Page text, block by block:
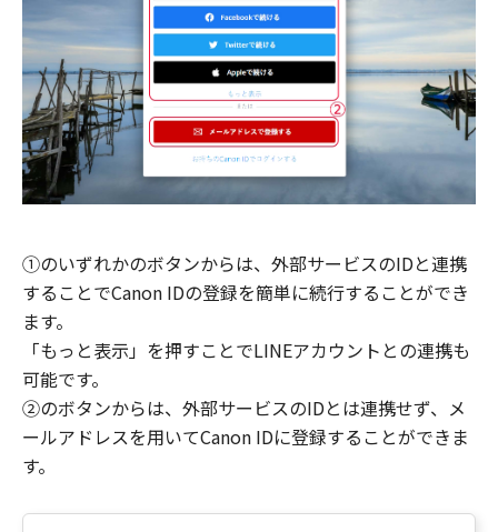
①のいずれかのボタンからは、外部サービスのIDと連携
することでCanon IDの登録を簡単に続行することができ
ます。
「もっと表示」を押すことでLINEアカウントとの連携も
可能です。
②のボタンからは、外部サービスのIDとは連携せず、メ
ールアドレスを用いてCanon IDに登録することができま
す。